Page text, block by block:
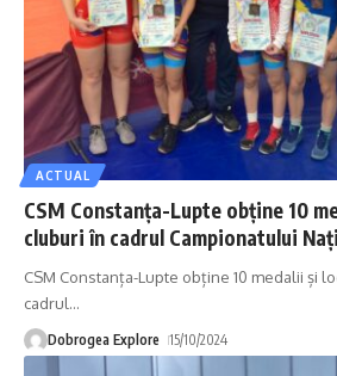
ACTUAL
CSM Constanța-Lupte obține 10
cluburi în cadrul Campionatului
CSM Constanța-Lupte obține 10 medalii și
cadrul…
Dobrogea Explore 15/10/2024